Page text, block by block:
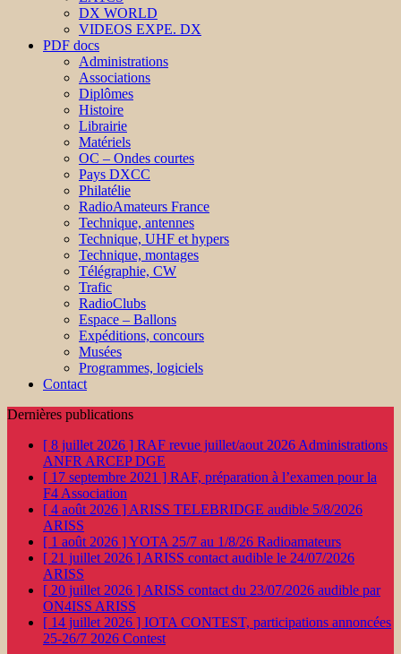
DX WORLD
VIDEOS EXPE. DX
PDF docs
Administrations
Associations
Diplômes
Histoire
Librairie
Matériels
OC – Ondes courtes
Pays DXCC
Philatélie
RadioAmateurs France
Technique, antennes
Technique, UHF et hypers
Technique, montages
Télégraphie, CW
Trafic
RadioClubs
Espace – Ballons
Expéditions, concours
Musées
Programmes, logiciels
Contact
Dernières publications
[ 8 juillet 2026 ] RAF revue juillet/aout 2026 Administrations
ANFR ARCEP DGE
[ 17 septembre 2021 ] RAF, préparation à l’examen pour la
F4 Association
[ 4 août 2026 ] ARISS TELEBRIDGE audible 5/8/2026
ARISS
[ 1 août 2026 ]YOTA 25/7 au 1/8/26 Radioamateurs
[ 21 juillet 2026 ] ARISS contact audible le 24/07/2026
ARISS
[ 20 juillet 2026 ] ARISS contact du 23/07/2026 audible par
ON4ISS ARISS
[ 14 juillet 2026 ] IOTA CONTEST, participations annoncées
25-26/7 2026 Contest